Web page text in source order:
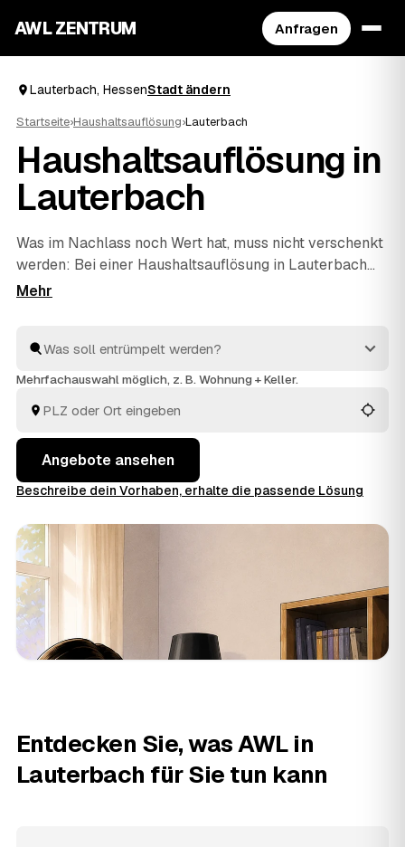
AWL ZENTRUM Anfragen
Lauterbach, HessenStadt ändern
Startseite›Haushaltsauflösung›Lauterbach
Haushaltsauflösung in
Lauterbach
Was im Nachlass noch Wert hat, muss nicht verschenkt
werden: Bei einer Haushaltsauflösung in Lauterbach
rechnen geprüfte Anbieter verwertbare Möbel,
dafür mehrere Festpreis-Angebote zum Vergleichen.
Die Profis räumen den ganzen Hausstand, behandeln
fachgerecht. So holen Sie in Hessen das faire Angebot
heraus, statt sich auf den erstbesten Betrieb zu
verlassen.
Mehrfachauswahl möglich, z. B. Wohnung + Keller.
Angebote ansehen
Beschreibe dein Vorhaben, erhalte die passende Lösung
Entdecken Sie, was AWL in
Lauterbach für Sie tun kann